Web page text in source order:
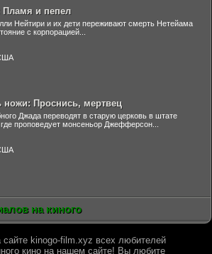
Пламя и пепел
Нейтири и их дети переживают смерть Нетейама
с корпорацией...
ножи: Проснись, мертвец
Джада переводят в старую церковь в штате
проповедует монсеньор Джефферсон...
на киного
сайте kinogo-film.xyz всех любителей
кино на нашем сайте! Вы любите